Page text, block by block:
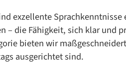
exzellente
– die Fähigkeit, sich klar und
bieten wir
ausgerichtet sind.